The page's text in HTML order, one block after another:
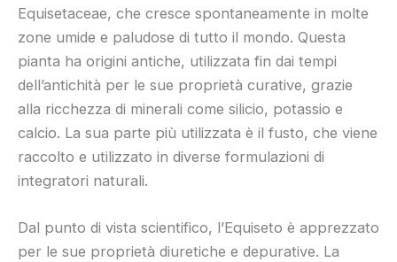
Equisetaceae, che cresce spontaneamente in molte
zone umide e paludose di tutto il mondo. Questa
pianta ha origini antiche, utilizzata fin dai tempi
dell’antichità per le sue proprietà curative, grazie
alla ricchezza di minerali come silicio, potassio e
calcio. La sua parte più utilizzata è il fusto, che viene
raccolto e utilizzato in diverse formulazioni di
integratori naturali.
Dal punto di vista scientifico, l’Equiseto è apprezzato
per le sue proprietà diuretiche e depurative. La